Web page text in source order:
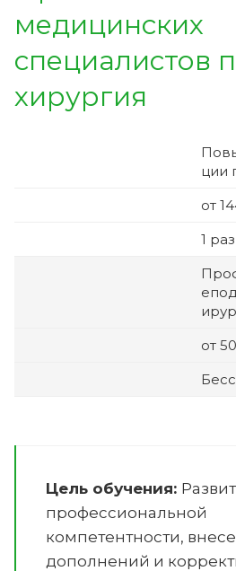
медицинских
специалистов
хирургия
ции
от
1
от
Цель обучения:
профессиональной
компетентности,
дополнений и